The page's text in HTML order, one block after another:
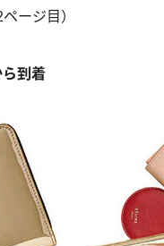
ージ目）
到着